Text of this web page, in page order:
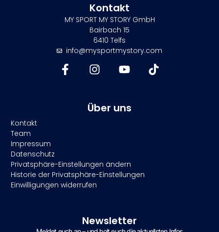
Kontakt
MY SPORT MY STORY GmbH
Bairbach 15
6410 Telfs
info@mysportmystory.com
Über uns
Kontakt
Team
Impressum
Datenschutz
Privatsphäre-Einstellungen ändern
Historie der Privatsphäre-Einstellungen
Einwilligungen widerrufen
Newsletter